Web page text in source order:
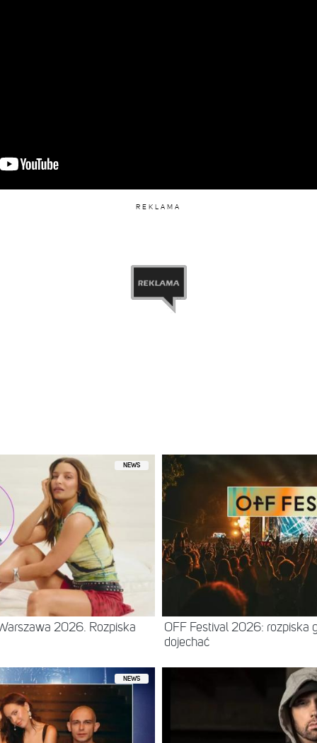
REKLAMA
NEWS
2026. Rozpiska
OFF Festival 2026: rozpiska
dojechać
NEWS